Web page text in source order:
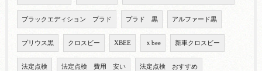
ブラックエディション プラド プラド 黒 アルファード黒
プリウス黒 クロスビー XBEE ｘbee 新車クロスビー
法定点検 法定点検 費用 安い 法定点検 おすすめ